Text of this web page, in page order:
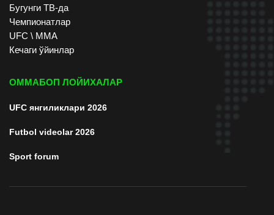
Бугунги ТВ-да
Чемпионатлар
UFC \ ММА
Кечаги ўйинлар
ОММАБОП ЛОЙИХАЛАР
UFC янгиликлари 2026
Futbol videolar 2026
Sport forum